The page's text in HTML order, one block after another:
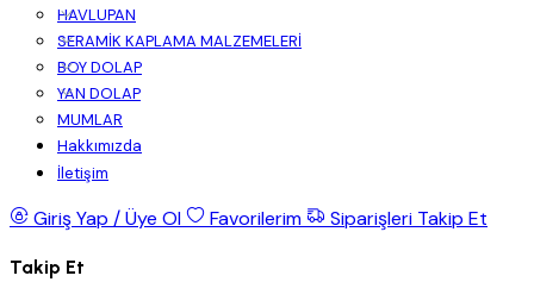
HAVLUPAN
SERAMİK KAPLAMA MALZEMELERİ
BOY DOLAP
YAN DOLAP
MUMLAR
Hakkımızda
İletişim
Giriş Yap / Üye Ol Favorilerim Siparişleri Takip Et
Takip Et